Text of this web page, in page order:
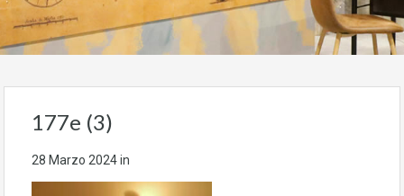
177e (3)
28 Marzo 2024in